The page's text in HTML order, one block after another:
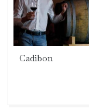
Cadibon